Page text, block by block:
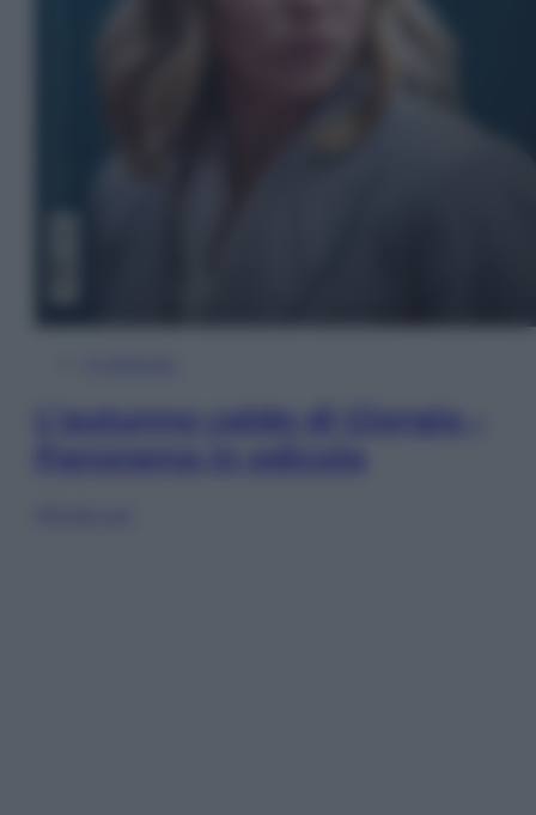
L’autunno caldo di Giorgia –